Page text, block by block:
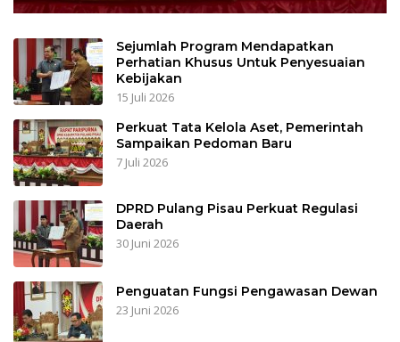
Sejumlah Program Mendapatkan
Perhatian Khusus Untuk Penyesuaian
Kebijakan
15 Juli 2026
Perkuat Tata Kelola Aset, Pemerintah
Sampaikan Pedoman Baru
7 Juli 2026
DPRD Pulang Pisau Perkuat Regulasi
Daerah
30 Juni 2026
Penguatan Fungsi Pengawasan Dewan
23 Juni 2026